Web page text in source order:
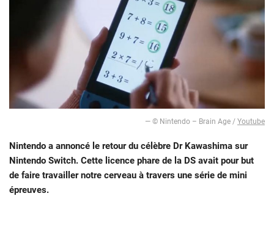
— © Nintendo – Brain Age / Youtube
Nintendo a annoncé le retour du célèbre Dr Kawashima sur
Nintendo Switch. Cette licence phare de la DS avait pour but
de faire travailler notre cerveau à travers une série de mini
épreuves.